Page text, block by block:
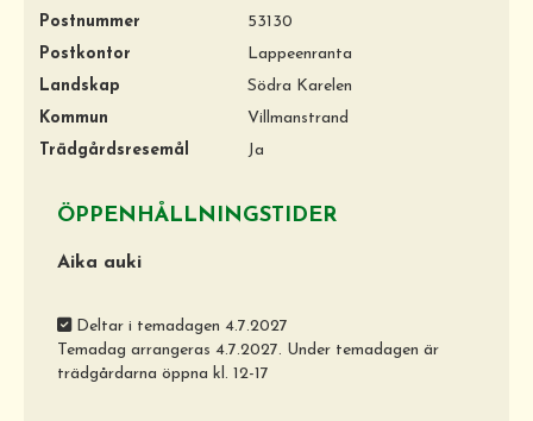
Postnummer
53130
Postkontor
Lappeenranta
Landskap
Södra Karelen
Kommun
Villmanstrand
Trädgårdsresemål
Ja
ÖPPENHÅLLNINGSTIDER
Aika auki
Deltar i temadagen 4.7.2027
Temadag arrangeras 4.7.2027. Under temadagen är
trädgårdarna öppna kl. 12-17